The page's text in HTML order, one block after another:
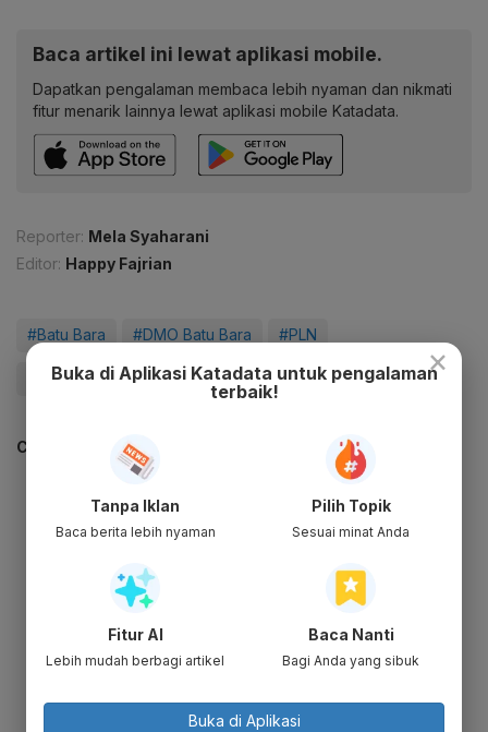
Baca artikel ini lewat aplikasi mobile.
Dapatkan pengalaman membaca lebih nyaman dan nikmati
fitur menarik lainnya lewat aplikasi mobile Katadata.
Reporter: Mela Syaharani
Editor: Happy Fajrian
#Batu Bara #DMO Batu Bara #PLN
#Pertambangan #Pembangkit Listrik #Update Me
CEK JUGA DATA INI
×
Buka di Aplikasi Katadata untuk pengalaman
terbaik!
Tanpa Iklan
Baca berita lebih nyaman
Pilih Topik
Sesuai minat Anda
Fitur AI
Lebih mudah berbagi artikel
Baca Nanti
Bagi Anda yang sibuk
Buka di Aplikasi